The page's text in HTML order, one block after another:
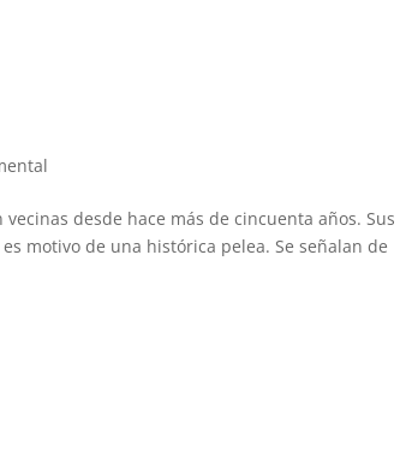
desde hace más de cincuenta años. Sus
motivo de una histórica pelea. Se señalan de